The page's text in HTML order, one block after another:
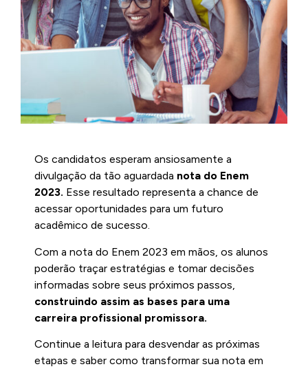
Os candidatos esperam ansiosamente a
divulgação da tão aguardada nota do Enem
2023. Esse resultado representa a chance de
acessar oportunidades para um futuro
acadêmico de sucesso.
Com a nota do Enem 2023 em mãos, os alunos
poderão traçar estratégias e tomar decisões
informadas sobre seus próximos passos,
construindo assim as bases para uma
carreira profissional promissora.
Continue a leitura para desvendar as próximas
etapas e saber como transformar sua nota em